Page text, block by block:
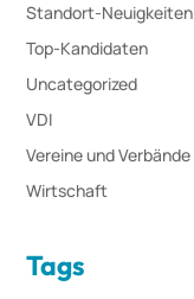
Standort-Neuigkeiten
Top-Kandidaten
Uncategorized
VDI
Vereine und Verbände
Wirtschaft
Tags